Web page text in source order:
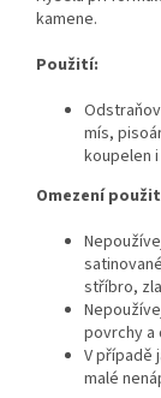
kamene.
Použití:
mís,
koupelen
Omezení
stříbro,
povrchy
V případě
malé